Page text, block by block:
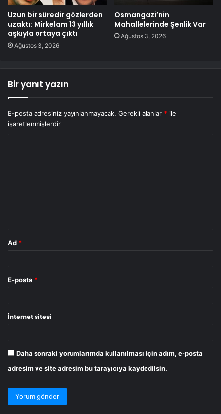
Uzun bir süredir gözlerden
uzaktı: Mirkelam 13 yıllık
aşkıyla ortaya çıktı
Ağustos 3, 2026
Osmangazi’nin
Mahallelerinde Şenlik Var
Ağustos 3, 2026
Bir yanıt yazın
E-posta adresiniz yayınlanmayacak. Gerekli alanlar * ile
işaretlenmişlerdir
Ad *
E-posta *
İnternet sitesi
Daha sonraki yorumlarımda kullanılması için adım, e-posta
adresim ve site adresim bu tarayıcıya kaydedilsin.